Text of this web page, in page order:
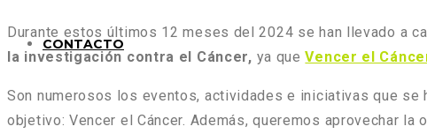
CONTACTO
Durante estos últimos 12 meses del 2024 se han llevado a
la investigación contra el Cáncer, ya queVencer el
Son numerosos los eventos, actividades e iniciativas que se
objetivo: Vencer el Cáncer. Además, queremos aprovechar